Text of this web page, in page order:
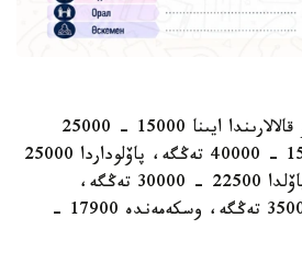
باعا قوستاناي مەن اتىراۋ قالالارىندا ايىنا 15000 - 25000
تەڭگە، قىزىلوردادا 15000 - 40000 تەڭگە، پاۆلوداردا 25000
- 33000 تەڭگە، پەتروپاۆلدا 22500 - 30000 تەڭگە،
كوكشەتاۋدا 30000 - 35000 تەڭگە، وسكەمەندە 17900 -